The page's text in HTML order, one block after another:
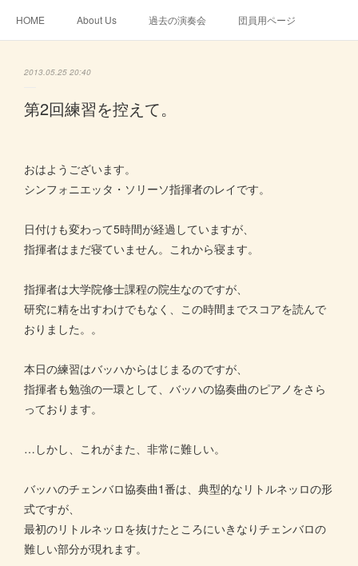
HOME About Us 過去の演奏会 団員用ページ
2013.05.25 20:40
第2回練習を控えて。
おはようございます。
シンフォニエッタ・ソリーソ指揮者のレイです。
日付けも変わって5時間が経過していますが、
指揮者はまだ寝ていません。これから寝ます。
指揮者は大学院修士課程の院生なのですが、
研究に精を出すわけでもなく、この時間までスコアを読んで
おりました。。
本日の練習はバッハからはじまるのですが、
指揮者も勉強の一環として、バッハの協奏曲のピアノをさら
っております。
…しかし、これがまた、非常に難しい。
バッハのチェンバロ協奏曲1番は、典型的なリトルネッロの形
式ですが、
最初のリトルネッロを抜けたところにいきなりチェンバロの
難しい部分が現れます。